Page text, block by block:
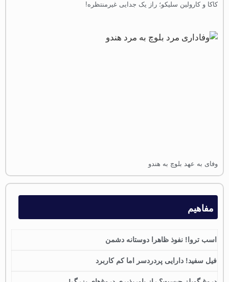
و کارولین سلیکو؛ راز یک جدایی غیرمنتظره!
به عهد بلوچ به هندو
مفاهیم
اسب تروا! نفوذ ظاهرا دوستانه دشمن
فیل سفید! دارایی پردردسر اما کم کاربرد